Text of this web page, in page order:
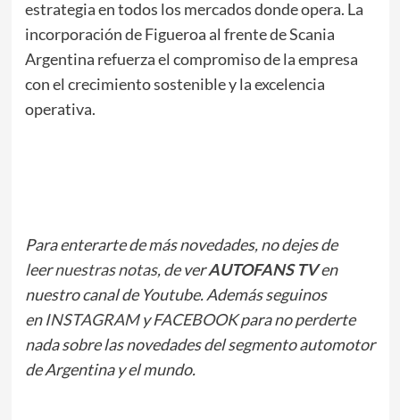
estrategia en todos los mercados donde opera. La
incorporación de Figueroa al frente de Scania
Argentina refuerza el compromiso de la empresa
con el crecimiento sostenible y la excelencia
operativa.
Para enterarte de más novedades, no dejes de
leernuestras notas, de ver AUTOFANS TVen
nuestro canal de Youtube. Además seguinos
enINSTAGRAMyFACEBOOKpara no perderte
nada sobre las novedades del segmento automotor
de Argentina y el mundo.